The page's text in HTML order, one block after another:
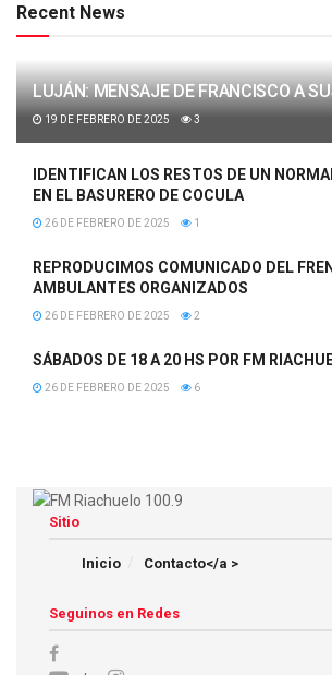
Recent News
LUJÁN: MENSAJE DE FRANCISCO A
19 DE FEBRERO DE 2025 3
IDENTIFICAN LOS RESTOS DE UN
EN EL BASURERO DE COCULA
26 DE FEBRERO DE 2025 1
REPRODUCIMOS COMUNICADO DEL
AMBULANTES ORGANIZADOS
26 DE FEBRERO DE 2025 2
SÁBADOS DE 18 A 20 HS POR FM
26 DE FEBRERO DE 2025 6
Sitio
Inicio Contacto</a >
Seguinos en Redes